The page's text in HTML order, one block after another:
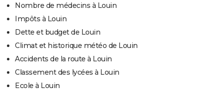
Nombre de médecins à Louin
Impôts à Louin
Dette et budget de Louin
Climat et historique météo de Louin
Accidents de la route à Louin
Classement des lycées à Louin
Ecole à Louin